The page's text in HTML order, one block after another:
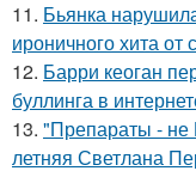
11. Бьянка
ироничного хита
12. Барри кеоган
буллинга в
13. "Препараты - не
летняя Светлана